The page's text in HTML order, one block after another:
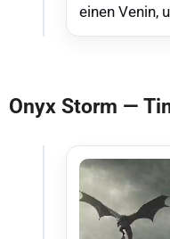
einen Venin,
Onyx Storm —